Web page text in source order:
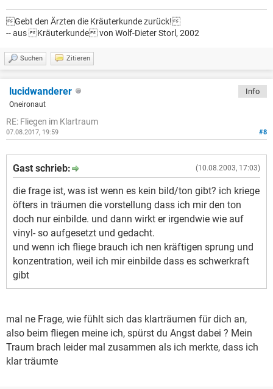
Gebt den Ärzten die Kräuterkunde zurück!
-- aus Kräuterkunde von Wolf-Dieter Storl, 2002
Suchen Zitieren
lucidwanderer
Oneironaut
Info
RE: Fliegen im Klartraum
#8
07.08.2017, 19:59
(10.08.2003, 17:03)
Gast schrieb:
die frage ist, was ist wenn es kein bild/ton gibt? ich kriege
öfters in träumen die vorstellung dass ich mir den ton
doch nur einbilde. und dann wirkt er irgendwie wie auf
vinyl- so aufgesetzt und gedacht.
und wenn ich fliege brauch ich nen kräftigen sprung und
konzentration, weil ich mir einbilde dass es schwerkraft
gibt
mal ne Frage, wie fühlt sich das klarträumen für dich an,
also beim fliegen meine ich, spürst du Angst dabei ? Mein
Traum brach leider mal zusammen als ich merkte, dass ich
klar träumte